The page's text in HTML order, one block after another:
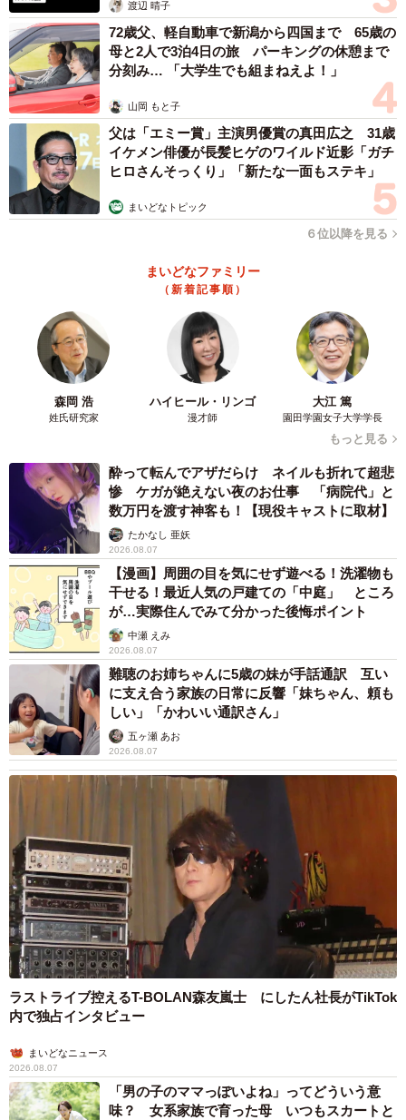
渡辺 晴子
72歳父、軽自動車で新潟から四国まで 65歳の
母と2人で3泊4日の旅 パーキングの休憩まで
分刻み… 「大学生でも組まねえよ！」
山岡 もと子
父は「エミー賞」主演男優賞の真田広之 31歳
イケメン俳優が長髪ヒゲのワイルド近影「ガチ
ヒロさんそっくり」「新たな一面もステキ」
まいどなトピック
６位以降を見る
まいどなファミリー
（新着記事順）
森岡 浩
姓氏研究家
ハイヒール・リンゴ
漫才師
大江 篤
園田学園女子大学学長
もっと見る
酔って転んでアザだらけ ネイルも折れて超悲
惨 ケガが絶えない夜のお仕事 「病院代」と
数万円を渡す神客も！【現役キャストに取材】
たかなし 亜妖
2026.08.07
【漫画】周囲の目を気にせず遊べる！洗濯物も
干せる！最近人気の戸建ての「中庭」 ところ
が…実際住んでみて分かった後悔ポイント
中瀬 えみ
2026.08.07
難聴のお姉ちゃんに5歳の妹が手話通訳 互い
に支え合う家族の日常に反響「妹ちゃん、頼も
しい」「かわいい通訳さん」
五ヶ瀬 あお
2026.08.07
ラストライブ控えるT-BOLAN森友嵐士 にしたん社長がTikTok
内で独占インタビュー
まいどなニュース
2026.08.07
「男の子のママっぽいよね」ってどういう意
味？ 女系家族で育った母 いつもスカートと